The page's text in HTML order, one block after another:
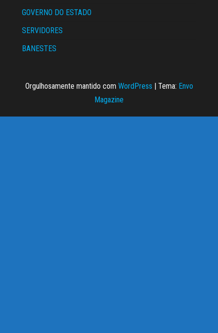
GOVERNO DO ESTADO
SERVIDORES
BANESTES
Orgulhosamente mantido com WordPress Tema: Envo
Magazine